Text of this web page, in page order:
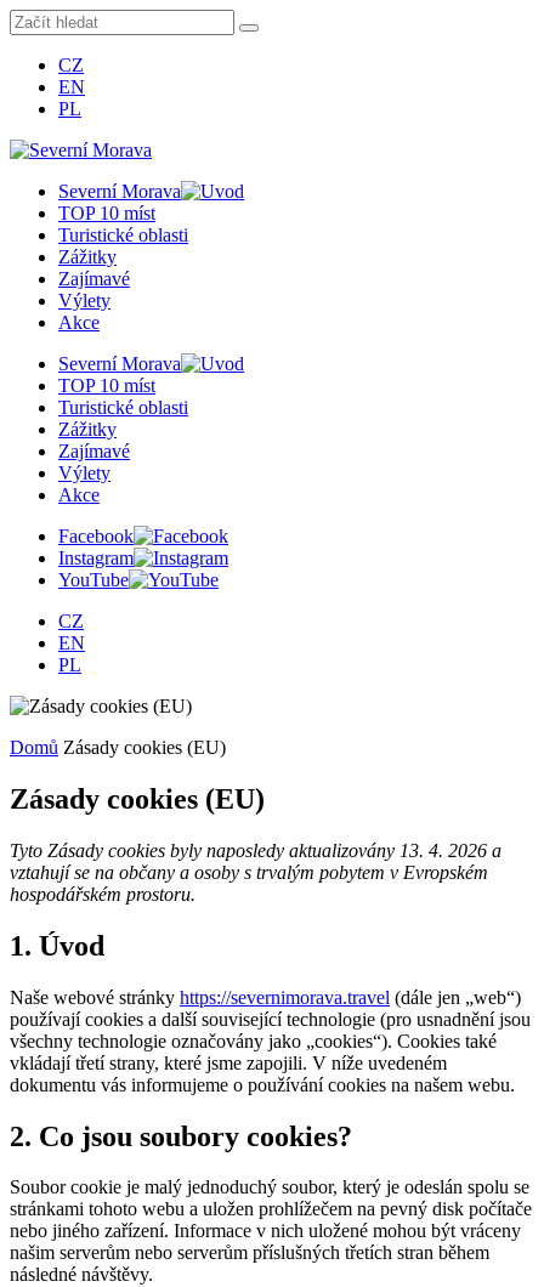
CZ
EN
PL
Severní Morava
TOP 10 míst
Turistické oblasti
Zážitky
Zajímavé
Výlety
Akce
Severní Morava
TOP 10 míst
Turistické oblasti
Zážitky
Zajímavé
Výlety
Akce
Facebook
Instagram
YouTube
CZ
EN
PL
Domů Zásady cookies (EU)
Zásady cookies (EU)
Tyto Zásady cookies byly naposledy aktualizovány 13. 4. 2026 a
vztahují se na občany a osoby s trvalým pobytem v Evropském
hospodářském prostoru.
1. Úvod
Naše webové stránky https://severnimorava.travel (dále jen „web“)
používají cookies a další související technologie (pro usnadnění jsou
všechny technologie označovány jako „cookies“). Cookies také
vkládají třetí strany, které jsme zapojili. V níže uvedeném
dokumentu vás informujeme o používání cookies na našem webu.
2. Co jsou soubory cookies?
Soubor cookie je malý jednoduchý soubor, který je odeslán spolu se
stránkami tohoto webu a uložen prohlížečem na pevný disk počítače
nebo jiného zařízení. Informace v nich uložené mohou být vráceny
našim serverům nebo serverům příslušných třetích stran během
následné návštěvy.